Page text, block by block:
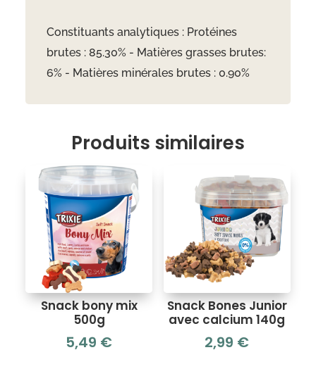
Constituants analytiques : Protéines
brutes : 85.30% - Matières grasses brutes:
6% - Matières minérales brutes : 0.90%
Produits similaires
Snack bony mix
500g
5,49 €
Snack Bones Junior
avec calcium 140g
2,99 €